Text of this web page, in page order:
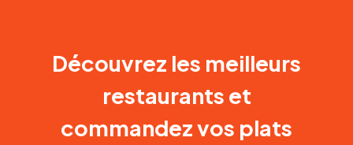
Découvrez les meilleurs
restaurants et
commandez vos plats